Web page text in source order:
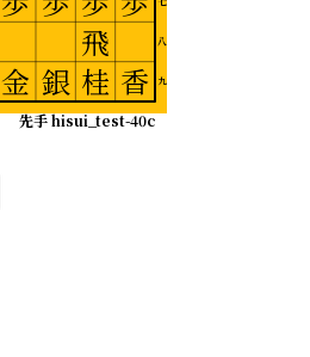
八
九
先手 hisui_test-40c
香
飛
桂
銀
金